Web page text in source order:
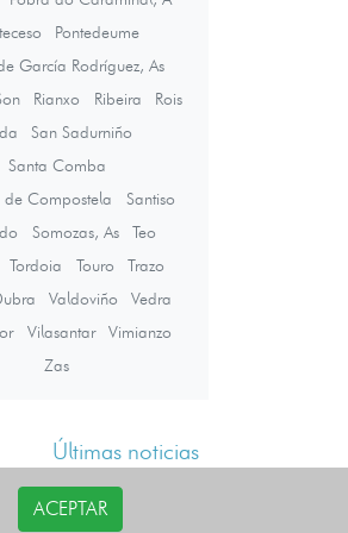
Pontedeume
García Rodríguez, As
Rianxo Ribeira
Rois
San Sadurniño
Santa Comba
de Compostela
Santiso
Somozas, As
Teo
Tordoia Touro
Trazo
Valdoviño
Vedra
Vilasantar
Vimianzo
Zas
Últimas noticias
ACEPTAR